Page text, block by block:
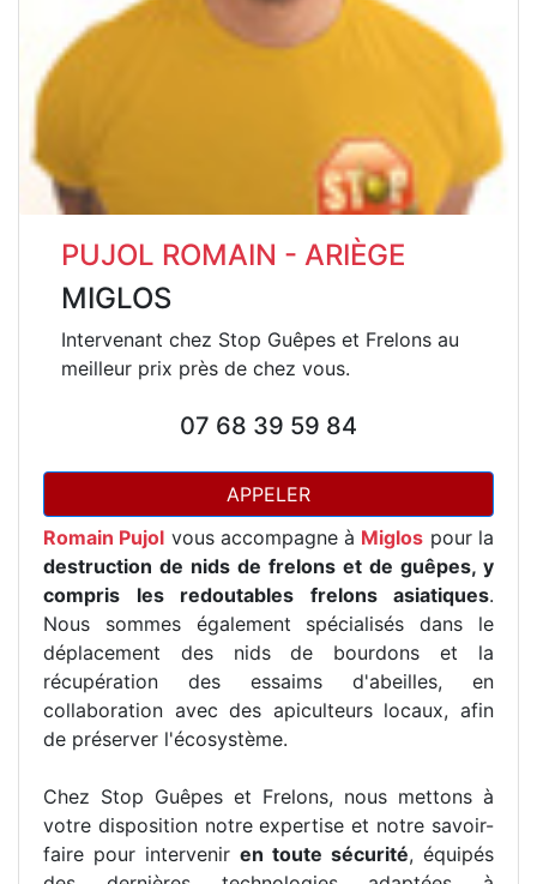
PUJOL ROMAIN - ARIÈGE
MIGLOS
Intervenant chez Stop Guêpes et Frelons au
meilleur prix près de chez vous.
07 68 39 59 84
APPELER
Romain Pujol vous accompagne à Miglos pour la
destruction de nids de frelons et de guêpes, y
compris les redoutables frelons asiatiques.
Nous sommes également spécialisés dans le
déplacement des nids de bourdons et la
récupération des essaims d'abeilles, en
collaboration avec des apiculteurs locaux, afin
de préserver l'écosystème.
Chez Stop Guêpes et Frelons, nous mettons à
votre disposition notre expertise et notre savoir-
faire pour intervenir en toute sécurité, équipés